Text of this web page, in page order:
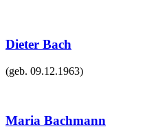
Dieter Bach
(geb. 09.12.1963)
Maria Bachmann